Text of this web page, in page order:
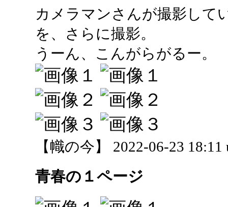
カメラマンさんが撮影して
を、さらに撮影。
うーん、こんがらがるー。
【幟の今】 2022-06-23 18:11
青春の１ページ